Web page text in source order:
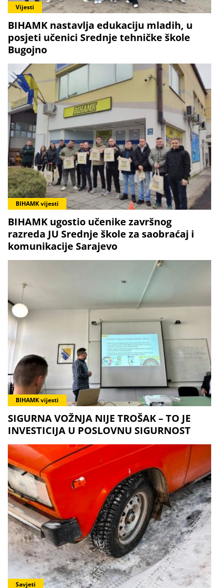
Vijesti
BIHAMK nastavlja edukaciju mladih, u
posjeti učenici Srednje tehničke škole
Bugojno
BIHAMK vijesti
BIHAMK ugostio učenike završnog
razreda JU Srednje škole za saobraćaj i
komunikacije Sarajevo
BIHAMK vijesti
SIGURNA VOŽNJA NIJE TROŠAK – TO JE
INVESTICIJA U POSLOVNU SIGURNOST
Savjeti